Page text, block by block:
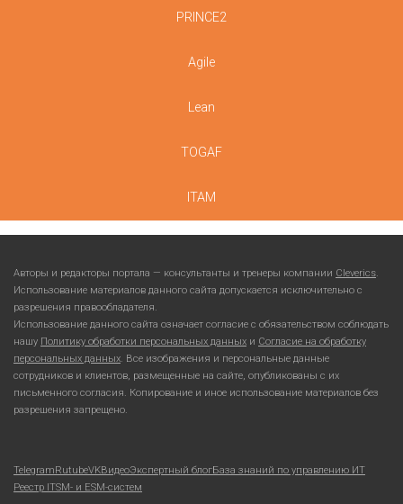
PRINCE2
Agile
Lean
TOGAF
ITAM
Авторы и редакторы портала — консультанты и тренеры компании Cleverics.
Использование материалов данного сайта допускается исключительно с
разрешения правообладателя.
Использование данного сайта означает согласие с обязательством соблюдать
нашу Политику обработки персональных данных и Согласие на обработку
персональных данных. Все изображения и персональные данные
сотрудников и клиентов, размещенные на сайте, опубликованы с их
письменного согласия. Копирование и иное использование материалов без
разрешения запрещено.
TelegramRutubeVKВидеоЭкспертный блогБаза знаний по управлению ИТ
Реестр ITSM- и ESM-систем